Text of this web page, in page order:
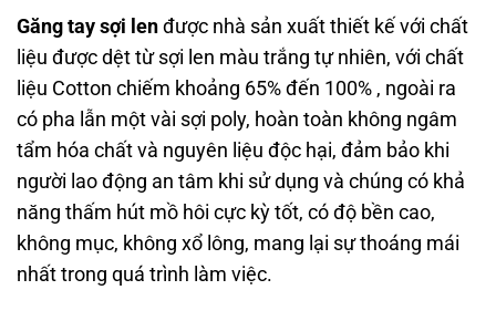
Găng tay sợi lenđược nhà sản xuất thiết kế với chất
liệu được dệt từ sợi len màu trắng tự nhiên, với chất
liệu Cotton chiếm khoảng 65% đến 100% , ngoài ra
có pha lẫn một vài sợi poly, hoàn toàn không ngâm
tẩm hóa chất và nguyên liệu độc hại, đảm bảo khi
người lao động an tâm khi sử dụng và chúng có khả
năng thấm hút mồ hôi cực kỳ tốt, có độ bền cao,
không mục, không xổ lông, mang lại sự thoáng mái
nhất trong quá trình làm việc.